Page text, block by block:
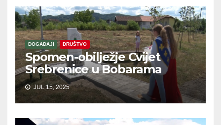
DOGAĐAJI DRUŠTVO
Spomen-obilježje Cvijet
Srebrenice u Bobarama
JUL 15, 2025